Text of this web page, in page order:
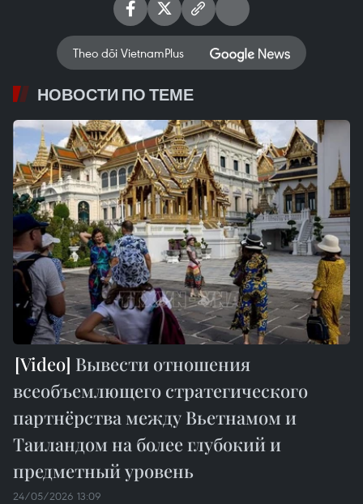
Theo dõi VietnamPlus
НОВОСТИ ПО ТЕМЕ
Вывести отношения
всеобъемлющего стратегического
партнёрства между Вьетнамом и
Таиландом на более глубокий и
предметный уровень
24/05/2026 13:09